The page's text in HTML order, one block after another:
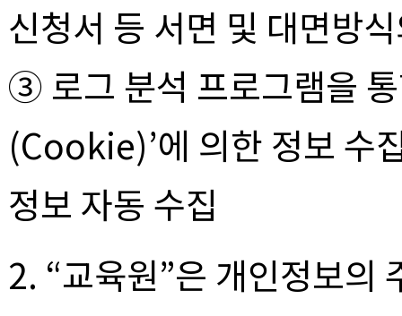
신청서 등 서면 및 대면방
③ 로그 분석 프로그램을
(Cookie)’에 의한 정보 수
정보 자동 수집
2. “교육원”은 개인정보의